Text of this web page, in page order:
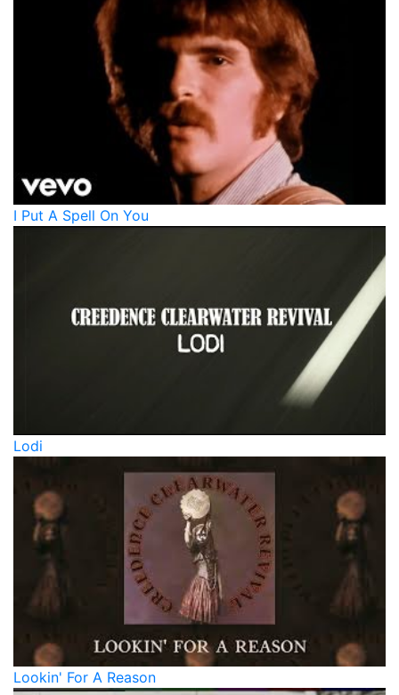
I Put A Spell On You
Lodi
Lookin' For A Reason